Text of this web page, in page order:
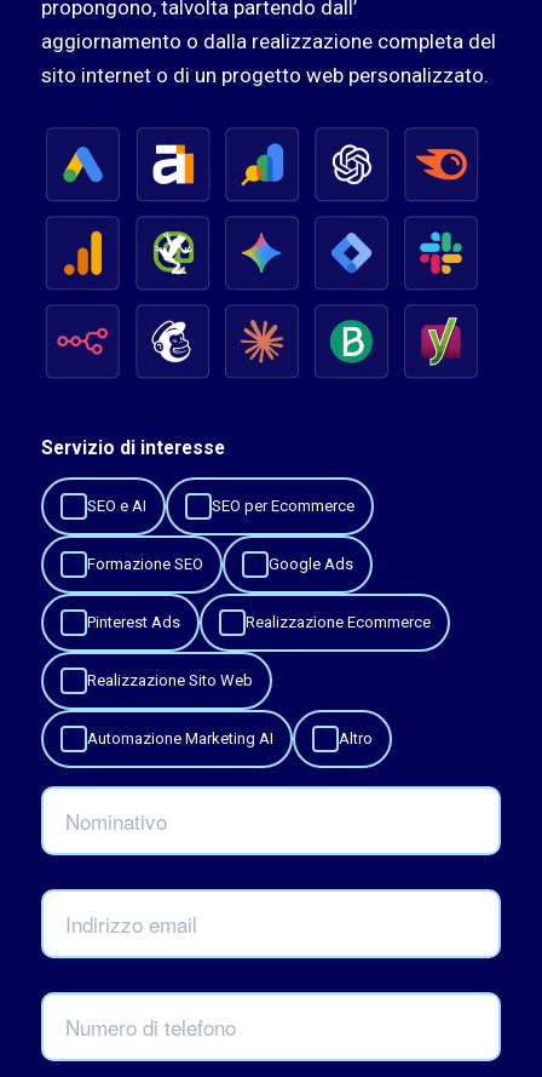
propongono, talvolta partendo dall’
aggiornamento o dalla realizzazione completa del
sito internet o di un progetto web personalizzato.
Servizio di interesse
SEO e AI SEO per Ecommerce
Formazione SEO Google Ads
Pinterest Ads Realizzazione Ecommerce
Realizzazione Sito Web
Automazione Marketing AI Altro